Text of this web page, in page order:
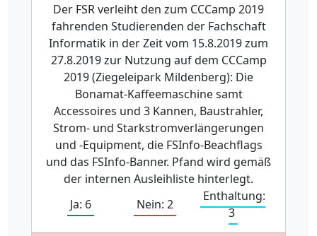
Der FSR verleiht den zum CCCamp 2019
fahrenden Studierenden der Fachschaft
Informatik in der Zeit vom 15.8.2019 zum
27.8.2019 zur Nutzung auf dem CCCamp
2019 (Ziegeleipark Mildenberg): Die
Bonamat-Kaffeemaschine samt
Accessoires und 3 Kannen, Baustrahler,
Strom- und Starkstromverlängerungen
und -Equipment, die FSInfo-Beachflags
und das FSInfo-Banner. Pfand wird gemäß
der internen Ausleihliste hinterlegt.
Ja: 6
Nein: 2
Enthaltung:
3